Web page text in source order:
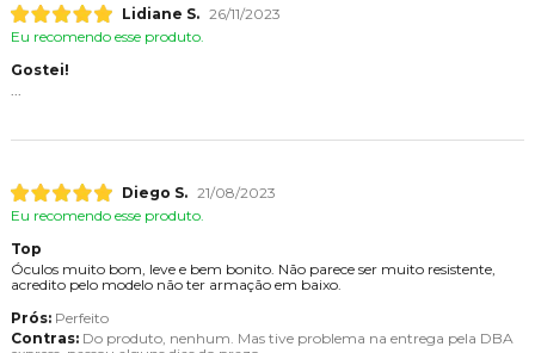
Lidiane S. 26/11/2023
Eu recomendo esse produto.
Gostei!
...
Diego S. 21/08/2023
Eu recomendo esse produto.
Top
Óculos muito bom, leve e bem bonito. Não parece ser muito resistente,
acredito pelo modelo não ter armação em baixo.
Prós: Perfeito
Contras: Do produto, nenhum. Mas tive problema na entrega pela DBA